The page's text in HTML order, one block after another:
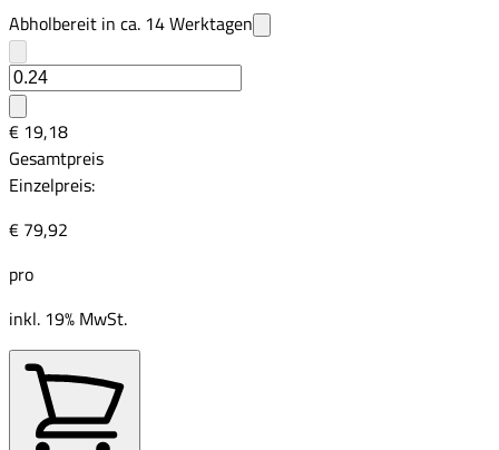
Abholbereit in ca. 14Werktagen
€ 19,18
Gesamtpreis
Einzelpreis:
€ 79,92
pro
inkl. 19% MwSt.